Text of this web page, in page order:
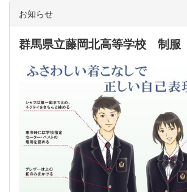
お知らせ
群馬県立藤岡北高等学校 制服